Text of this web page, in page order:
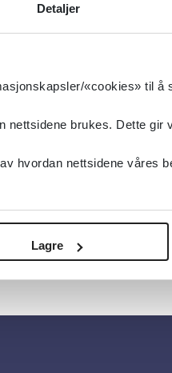
Detaljer
«cookies» til å
nettsidene brukes. Dette gir
hvordan nettsidene våres
Lagre
employment, Fysisk
forskning